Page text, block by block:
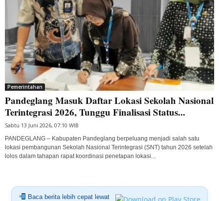
Pemerintahan
Pandeglang Masuk Daftar Lokasi Sekolah Nasional
Terintegrasi 2026, Tunggu Finalisasi Status...
Sabtu 13 Juni 2026, 07:10 WIB
PANDEGLANG – Kabupaten Pandeglang berpeluang menjadi salah satu
lokasi pembangunan Sekolah Nasional Terintegrasi (SNT) tahun 2026 setelah
lolos dalam tahapan rapat koordinasi penetapan lokasi...
Baca berita lebih cepat lewat